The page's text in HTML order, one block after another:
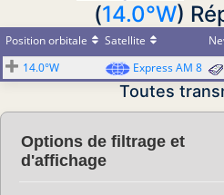
(14.0°W)
Position orbitale Satellite
14.0°W
Express AM 8
Toutes
Options de filtrage et
d'affichage